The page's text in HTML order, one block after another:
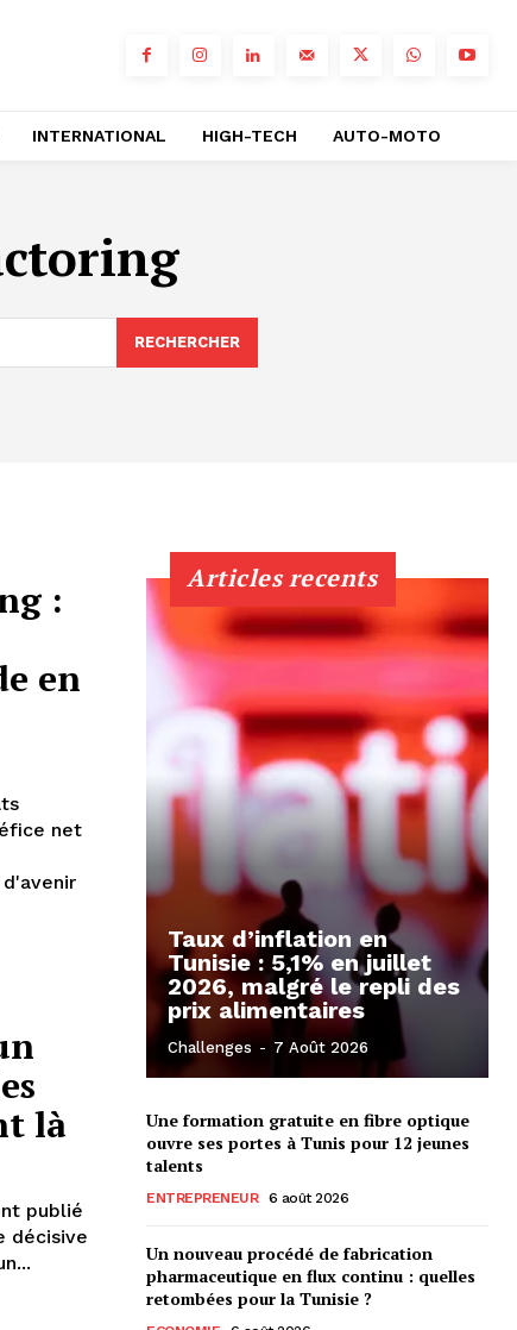
INTERNATIONAL HIGH-TECH AUTO-MOTO
RECHERCHER
:
en
net
là
publié
décisive
Articles recents
Taux d’inflation en
Tunisie : 5,1% en juillet
2026, malgré le repli des
prix alimentaires
Challenges - 7 Août 2026
Une formation gratuite en fibre optique
ouvre ses portes à Tunis pour 12 jeunes
talents
ENTREPRENEUR 6 août 2026
Un nouveau procédé de fabrication
pharmaceutique en flux continu : quelles
retombées pour la Tunisie ?